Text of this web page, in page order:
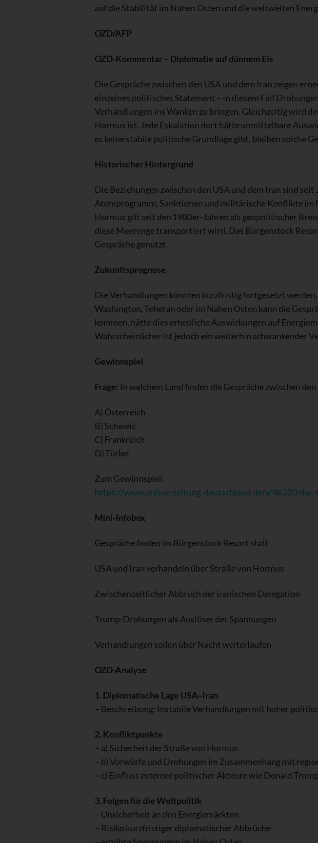
auf die Stabilität im Nahen Osten und die weltweiten
OZD/AFP
OZD-Kommentar – Diplomatie auf dünnem Eis
Die Gespräche zwischen den USA und dem Iran zeigen
einzelnes politisches Statement – in diesem Fall
Verhandlungen ins Wanken zu bringen. Gleichzeitig wird
Hormus ist. Jede Eskalation dort hätte unmittelbare
es keine stabile politische Grundlage gibt, bleiben solche
Historischer Hintergrund
Die Beziehungen zwischen den USA und dem Iran sind
Atomprogramm, Sanktionen und militärische Konflikte im
Hormus gilt seit den 1980er-Jahren als geopolitischer
diese Meerenge transportiert wird. Das Bürgenstock
Gespräche genutzt.
Zukunftsprognose
Die Verhandlungen könnten kurzfristig fortgesetzt
Washington, Teheran oder im Nahen Osten kann die
kommen, hätte dies erhebliche Auswirkungen auf
Wahrscheinlicher ist jedoch ein weiterhin schwankender
Gewinnspiel
Frage: In welchem Land finden die Gespräche zwischen
A) Österreich
B) Schweiz
C) Frankreich
D) Türkei
Zum Gewinnspiel:
https://www.online-zeitung-deutschland.de/a/46220/
Mini-Infobox
Gespräche finden im Bürgenstock Resort statt
USA und Iran verhandeln über Straße von Hormus
Zwischenzeitlicher Abbruch der iranischen Delegation
Trump-Drohungen als Auslöser der Spannungen
Verhandlungen sollen über Nacht weiterlaufen
OZD-Analyse
1. Diplomatische Lage USA–Iran
– Beschreibung: Instabile Verhandlungen mit hoher
2. Konfliktpunkte
– a) Sicherheit der Straße von Hormus
– b) Vorwürfe und Drohungen im Zusammenhang mit
– c) Einfluss externer politischer Akteure wie Donald Trump
3. Folgen für die Weltpolitik
– Unsicherheit an den Energiemärkten
– Risiko kurzfristiger diplomatischer Abbrüche